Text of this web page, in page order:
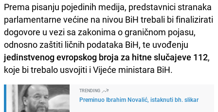
Prema pisanju pojedinih medija, predstavnici stranaka
parlamentarne većine na nivou BiH trebali bi finalizirati
dogovore u vezi sa zakonima o graničnom pojasu,
odnosno zaštiti ličnih podataka BiH, te uvođenju
jedinstvenog evropskog broja za hitne slučajeve 112,
koje bi trebalo usvojiti i Vijeće ministara BiH.
TRENDING
Preminuo Ibrahim Novalić, istaknuti bh. slikar